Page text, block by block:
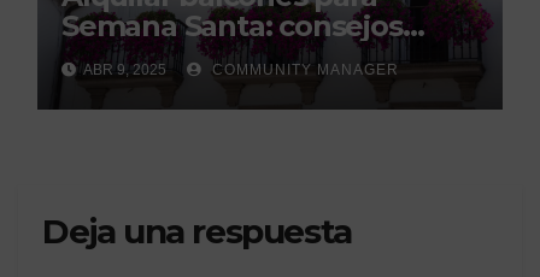
Semana Santa: consejos
legales de la Asociación
Española de Consumidores.
ABR 9, 2025 COMMUNITY MANAGER
Deja una respuesta